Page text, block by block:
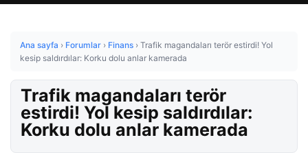
Ana sayfa › Forumlar › Finans › Trafik magandaları terör estirdi! Yol
kesip saldırdılar: Korku dolu anlar kamerada
Trafik magandaları terör
estirdi! Yol kesip saldırdılar:
Korku dolu anlar kamerada